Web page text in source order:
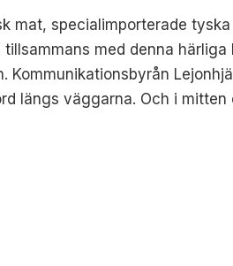
mat, specialimporterade
med denna
Kommunikationsbyrån
längs väggarna. Och i mitten